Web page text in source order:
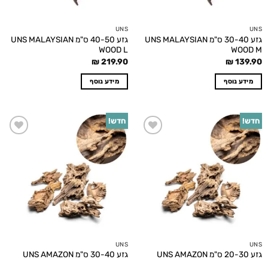
UNS
גזע 30-40 ס"מ UNS MALAYSIAN
WOOD M
₪139.90
מידע נוסף
UNS
גזע 40-50 ס"מ UNS MALAYSIAN
WOOD L
₪219.90
מידע נוסף
חדש!
UNS
גזע 20-30 ס"מ UNS AMAZON
חדש!
UNS
גזע 30-40 ס"מ UNS AMAZON